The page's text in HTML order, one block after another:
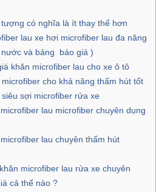
có nghĩa là ít thay thế hơn
lau xe hơi microfiber lau đa năng
và bảng báo giá )
khăn microfiber lau cho xe ô tô
microfiber cho khả năng thấm hút tốt
siêu sợi microfiber rửa xe
lau microfiber chuyên dụng
lau chuyên thấm hút
khăn microfiber lau rửa xe chuyên
cả thế nào ?